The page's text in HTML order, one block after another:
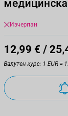
медицинска
Изчерпан
12,99 € /
Валутен курс: 1 EUR =